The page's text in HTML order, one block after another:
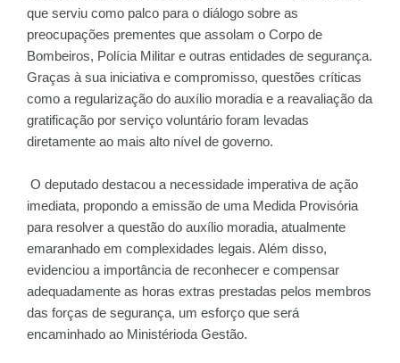
que serviu como palco para o diálogo sobre as
preocupações prementes que assolam o Corpo de
Bombeiros, Polícia Militar e outras entidades de segurança.
Graças à sua iniciativa e compromisso, questões críticas
como a regularização do auxílio moradia e a reavaliação da
gratificação por serviço voluntário foram levadas
diretamente ao mais alto nível de governo.
O deputado destacou a necessidade imperativa de ação
imediata, propondo a emissão de uma Medida Provisória
para resolver a questão do auxílio moradia, atualmente
emaranhado em complexidades legais. Além disso,
evidenciou a importância de reconhecer e compensar
adequadamente as horas extras prestadas pelos membros
das forças de segurança, um esforço que será
encaminhado ao Ministérioda Gestão.